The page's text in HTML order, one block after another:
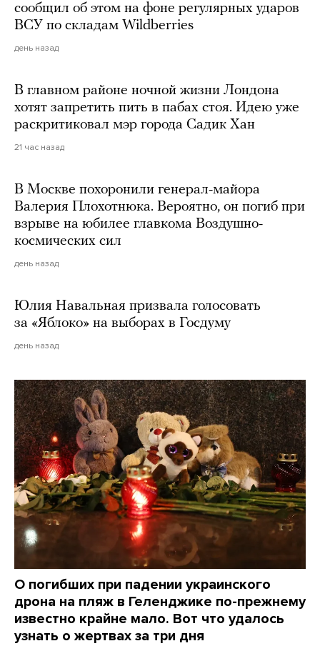
сообщил об этом на фоне регулярных ударов
ВСУ по складам Wildberries
день назад
В главном районе ночной жизни Лондона
хотят запретить пить в пабах стоя. Идею уже
раскритиковал мэр города Садик Хан
21 час назад
В Москве похоронили генерал-майора
Валерия Плохотнюка. Вероятно, он погиб при
взрыве на юбилее главкома Воздушно-
космических сил
день назад
Юлия Навальная призвала голосовать
за «Яблоко» на выборах в Госдуму
день назад
О погибших при падении украинского
дрона на пляж в Геленджике по-прежнему
известно крайне мало. Вот что удалось
узнать о жертвах за три дня